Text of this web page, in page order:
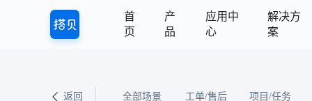
首
页
产
品
应用中
心
解决方
案
返回 全部场景 工单/售后 项目/任务